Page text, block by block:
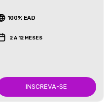
100% EAD
2 A 12 MESES
INSCREVA-SE